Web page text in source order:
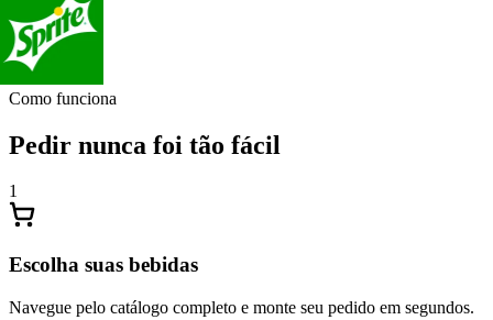
Como funciona
Pedir nunca foi tão fácil
1
Escolha suas bebidas
Navegue pelo catálogo completo e monte seu pedido em segundos.